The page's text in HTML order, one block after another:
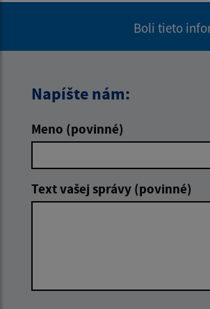
Boli tieto
Napíšte nám:
Meno (povinné)
Text vašej správy (povinné)